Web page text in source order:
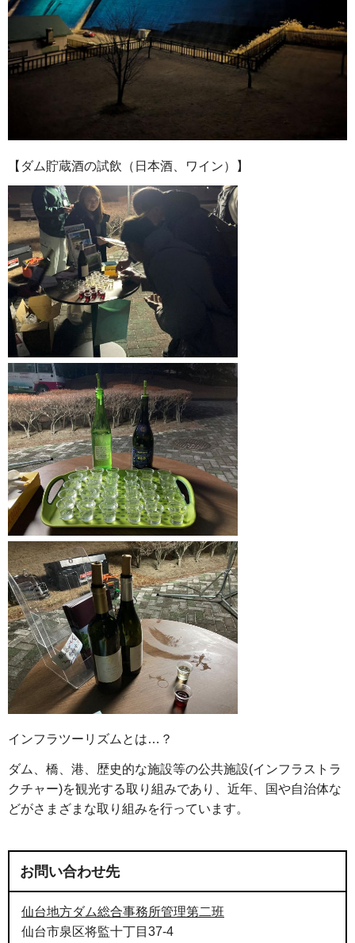
【ダム貯蔵酒の試飲（日本酒、ワイン）】
インフラツーリズムとは…？
ダム、橋、港、歴史的な施設等の公共施設(インフラストラ
クチャー)を観光する取り組みであり、近年、国や自治体な
どがさまざまな取り組みを行っています。
お問い合わせ先
仙台地方ダム総合事務所管理第二班
仙台市泉区将監十丁目37-4